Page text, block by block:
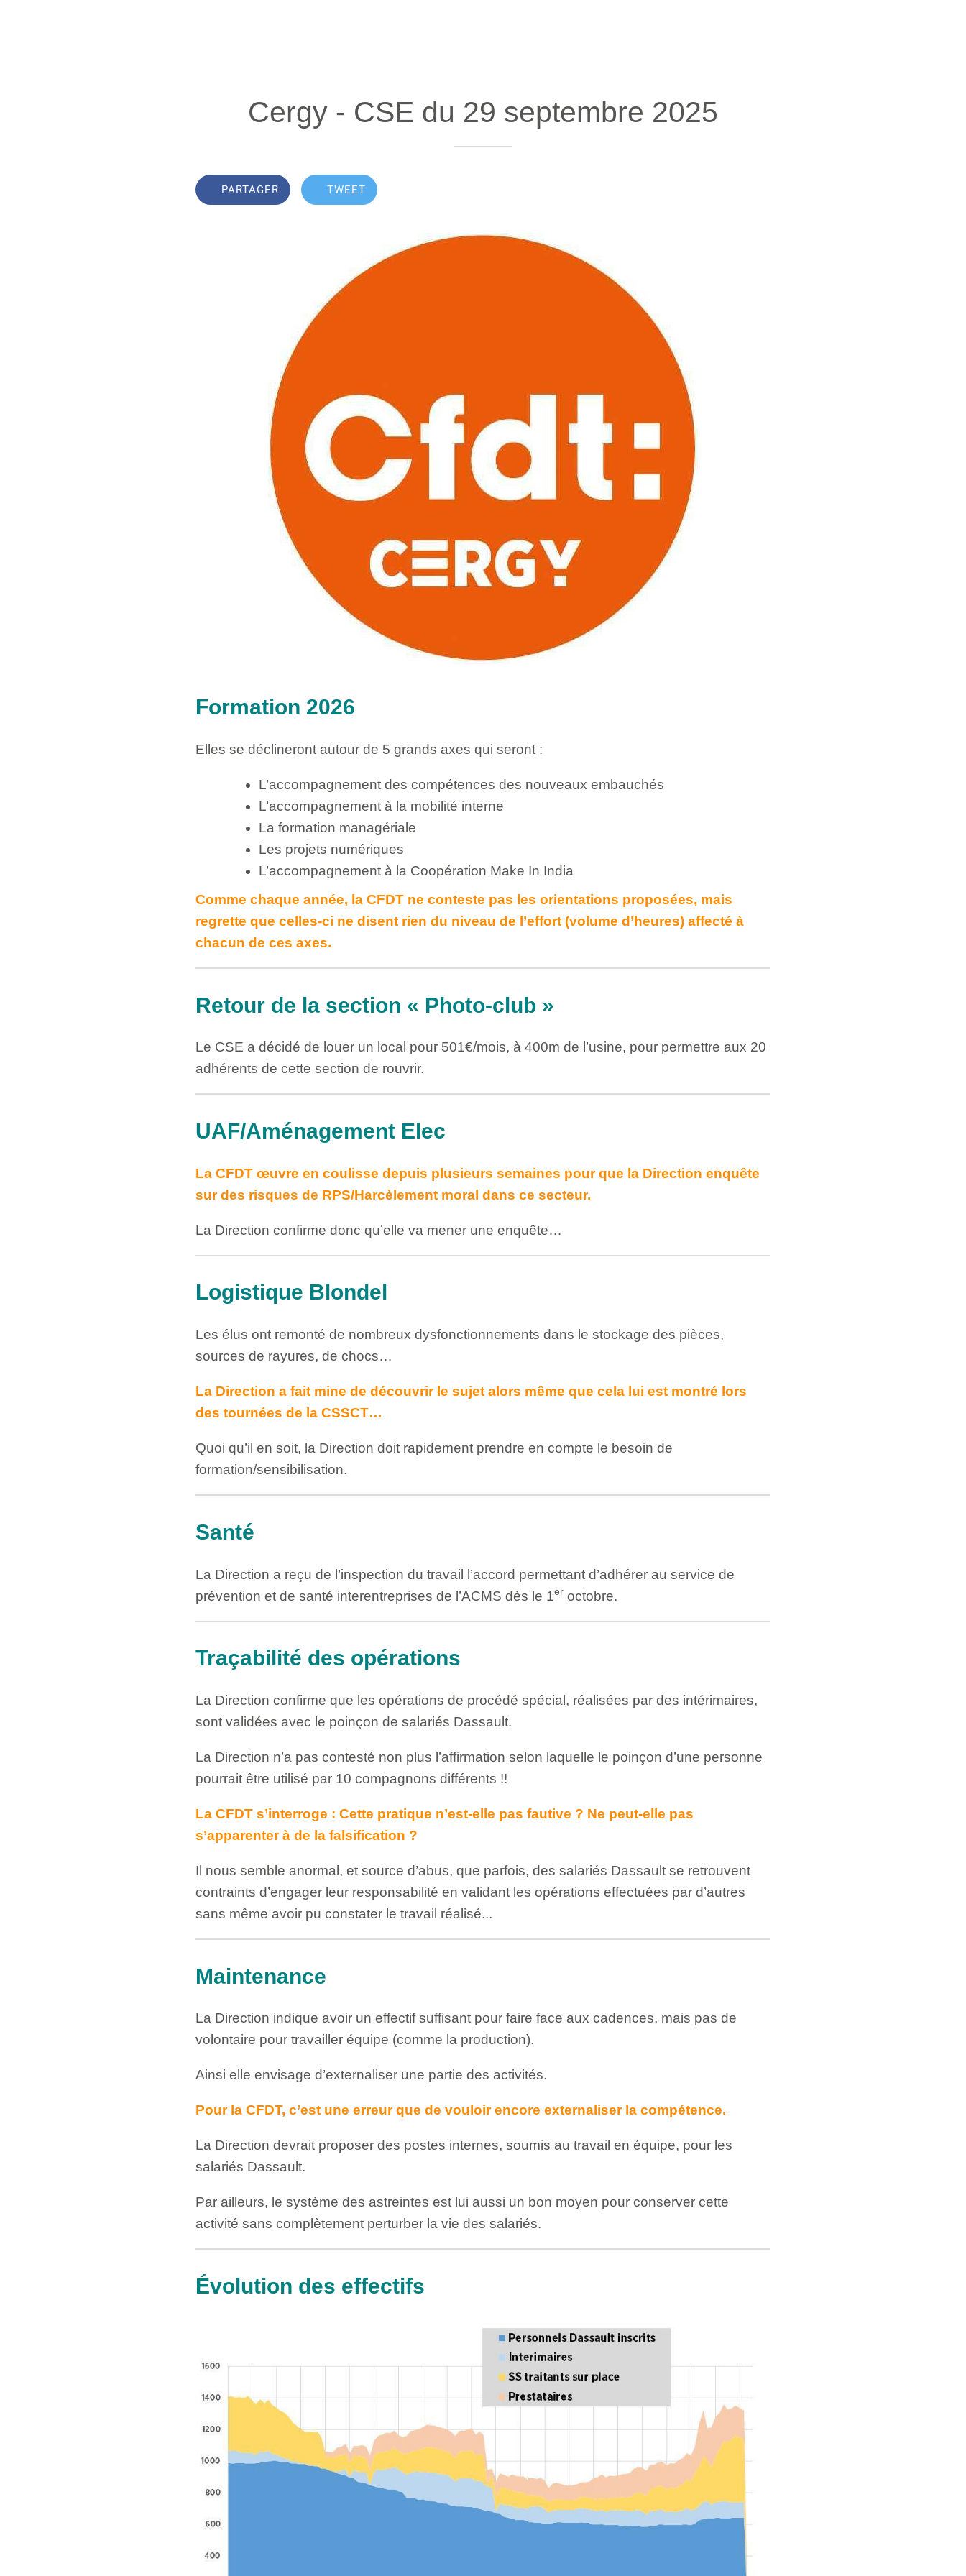
Cergy - CSE du 29 septembre 2025
PARTAGER TWEET
Formation 2026
Elles se déclineront autour de 5 grands axes qui seront :
L’accompagnement des compétences des nouveaux embauchés
L’accompagnement à la mobilité interne
La formation managériale
Les projets numériques
L’accompagnement à la Coopération Make In India
Comme chaque année, la CFDT ne conteste pas les orientations proposées, mais
regrette que celles-ci ne disent rien du niveau de l’effort (volume d’heures) affecté à
chacun de ces axes.
Retour de la section « Photo-club »
Le CSE a décidé de louer un local pour 501€/mois, à 400m de l’usine, pour permettre aux 20
adhérents de cette section de rouvrir.
UAF/Aménagement Elec
La CFDT œuvre en coulisse depuis plusieurs semaines pour que la Direction enquête
sur des risques de RPS/Harcèlement moral dans ce secteur.
La Direction confirme donc qu’elle va mener une enquête…
Logistique Blondel
Les élus ont remonté de nombreux dysfonctionnements dans le stockage des pièces,
sources de rayures, de chocs…
La Direction a fait mine de découvrir le sujet alors même que cela lui est montré lors
des tournées de la CSSCT…
Quoi qu’il en soit, la Direction doit rapidement prendre en compte le besoin de
formation/sensibilisation.
Santé
La Direction a reçu de l’inspection du travail l’accord permettant d’adhérer au service de
prévention et de santé interentreprises de l’ACMS dès le 1er octobre.
Traçabilité des opérations
La Direction confirme que les opérations de procédé spécial, réalisées par des intérimaires,
sont validées avec le poinçon de salariés Dassault.
La Direction n’a pas contesté non plus l’affirmation selon laquelle le poinçon d’une personne
pourrait être utilisé par 10 compagnons différents !!
La CFDT s’interroge : Cette pratique n’est-elle pas fautive ? Ne peut-elle pas
s’apparenter à de la falsification ?
Il nous semble anormal, et source d’abus, que parfois, des salariés Dassault se retrouvent
contraints d’engager leur responsabilité en validant les opérations effectuées par d’autres
sans même avoir pu constater le travail réalisé...
Maintenance
La Direction indique avoir un effectif suffisant pour faire face aux cadences, mais pas de
volontaire pour travailler équipe (comme la production).
Ainsi elle envisage d’externaliser une partie des activités.
Pour la CFDT, c’est une erreur que de vouloir encore externaliser la compétence.
La Direction devrait proposer des postes internes, soumis au travail en équipe, pour les
salariés Dassault.
Par ailleurs, le système des astreintes est lui aussi un bon moyen pour conserver cette
activité sans complètement perturber la vie des salariés.
Évolution des effectifs